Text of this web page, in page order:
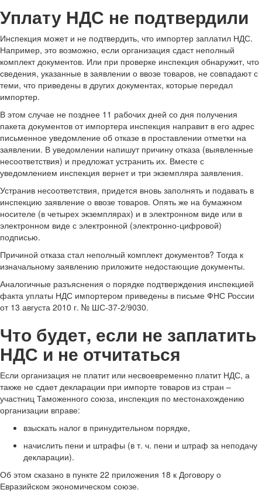
Уплату НДС не подтвердили
Инспекция может и не подтвердить, что импортер заплатил НДС.
Например, это возможно, если организация сдаст неполный
комплект документов. Или при проверке инспекция обнаружит, что
сведения, указанные в заявлении о ввозе товаров, не совпадают с
теми, что приведены в других документах, которые передал
импортер.
В этом случае не позднее 11 рабочих дней со дня получения
пакета документов от импортера инспекция направит в его адрес
письменное уведомление об отказе в проставлении отметки на
заявлении. В уведомлении напишут причину отказа (выявленные
несоответствия) и предложат устранить их. Вместе с
уведомлением инспекция вернет и три экземпляра заявления.
Устранив несоответствия, придется вновь заполнять и подавать в
инспекцию заявление о ввозе товаров. Опять же на бумажном
носителе (в четырех экземплярах) и в электронном виде или в
электронном виде с электронной (электронно-цифровой)
подписью.
Причиной отказа стал неполный комплект документов? Тогда к
изначальному заявлению приложите недостающие документы.
Аналогичные разъяснения о порядке подтверждения инспекцией
факта уплаты НДС импортером приведены в письме ФНС России
от 13 августа 2010 г. № ШС-37-2/9030.
Что будет, если не заплатить
НДС и не отчитаться
Если организация не платит или несвоевременно платит НДС, а
также не сдает декларации при импорте товаров из стран –
участниц Таможенного союза, инспекция по местонахождению
организации вправе:
взыскать налог в принудительном порядке,
начислить пени и штрафы (в т. ч. пени и штраф за неподачу
декларации).
Об этом сказано в пункте 22 приложения 18 к Договору о
Евразийском экономическом союзе.